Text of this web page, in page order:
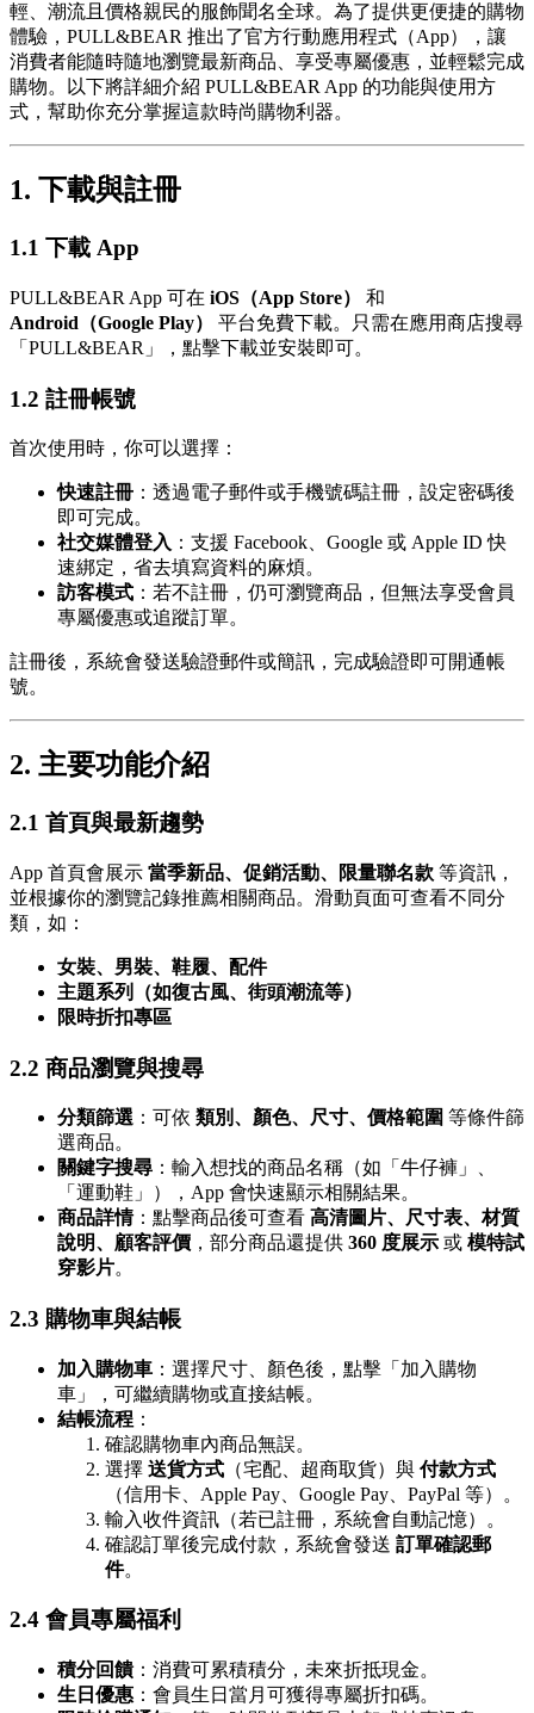
輕、潮流且價格親民的服飾聞名全球。為了提供更便捷的購物
體驗，PULL&BEAR 推出了官方行動應用程式（App），讓
消費者能隨時隨地瀏覽最新商品、享受專屬優惠，並輕鬆完成
購物。以下將詳細介紹 PULL&BEAR App 的功能與使用方
式，幫助你充分掌握這款時尚購物利器。
1. 下載與註冊
1.1 下載 App
PULL&BEAR App 可在 iOS（App Store）
和
Android（Google Play）
平台免費下載。只需在應用商店搜尋
「PULL&BEAR」，點擊下載並安裝即可。
1.2 註冊帳號
首次使用時，你可以選擇：
快速註冊 ：透過電子郵件或手機號碼註冊，設定密碼後
即可完成。
社交媒體登入 ：支援 Facebook、Google 或 Apple ID 快
速綁定，省去填寫資料的麻煩。
訪客模式 ：若不註冊，仍可瀏覽商品，但無法享受會員
專屬優惠或追蹤訂單。
註冊後，系統會發送驗證郵件或簡訊，完成驗證即可開通帳
號。
2. 主要功能介紹
2.1 首頁與最新趨勢
App 首頁會展示 當季新品、促銷活動、限量聯名款 等資訊，
並根據你的瀏覽記錄推薦相關商品。滑動頁面可查看不同分
類，如：
女裝、男裝、鞋履、配件
主題系列（如復古風、街頭潮流等）
限時折扣專區
2.2 商品瀏覽與搜尋
分類篩選 ：可依 類別、顏色、尺寸、價格範圍 等條件篩
選商品。
關鍵字搜尋 ：輸入想找的商品名稱（如「牛仔褲」、
「運動鞋」），App 會快速顯示相關結果。
商品詳情：點擊商品後可查看 高清圖片、尺寸表、材質
說明、顧客評價 ，部分商品還提供 360 度展示 或 模特試
穿影片。
2.3 購物車與結帳
加入購物車 ：選擇尺寸、顏色後，點擊「加入購物
車」，可繼續購物或直接結帳。
結帳流程 ：
確認購物車內商品無誤。
選擇 送貨方式 （宅配、超商取貨）與 付款方式
（信用卡、Apple Pay、Google Pay、PayPal 等）。
輸入收件資訊（若已註冊，系統會自動記憶）。
確認訂單後完成付款，系統會發送 訂單確認郵
件。
2.4 會員專屬福利
積分回饋：消費可累積積分，未來折抵現金。
生日優惠 ：會員生日當月可獲得專屬折扣碼。